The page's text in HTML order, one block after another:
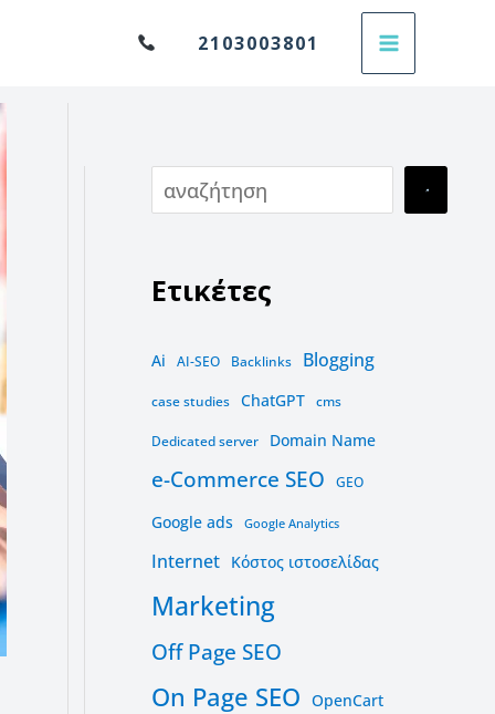
2103003801
ν
τ
σ
Ετικέτες
Ai AI-SEO Backlinks Blogging
case studies ChatGPT cms
Dedicated server Domain Name
e-Commerce SEO GEO
Google ads Google Analytics
Internet Kόστος ιστοσελίδας
Marketing
Off Page SEO
On Page SEO OpenCart